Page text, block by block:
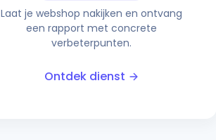
Laat je webshop nakijken en ontvang
een rapport met concrete
verbeterpunten.
Ontdek dienst